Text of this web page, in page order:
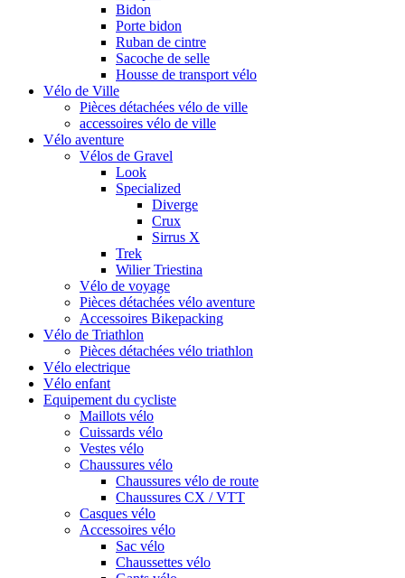
Bidon
Porte bidon
Ruban de cintre
Sacoche de selle
Housse de transport vélo
Vélo de Ville
Pièces détachées vélo de ville
accessoires vélo de ville
Vélo aventure
Vélos de Gravel
Look
Specialized
Diverge
Crux
Sirrus X
Trek
Wilier Triestina
Vélo de voyage
Pièces détachées vélo aventure
Accessoires Bikepacking
Vélo de Triathlon
Pièces détachées vélo triathlon
Vélo electrique
Vélo enfant
Equipement du cycliste
Maillots vélo
Cuissards vélo
Vestes vélo
Chaussures vélo
Chaussures vélo de route
Chaussures CX / VTT
Casques vélo
Accessoires vélo
Sac vélo
Chaussettes vélo